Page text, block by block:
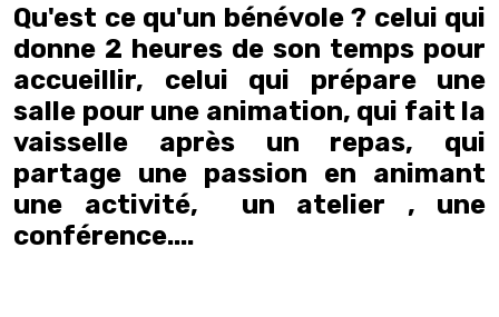
Qu'est ce qu'un bénévole ? celui qui
donne 2 heures de son temps pour
accueillir, celui qui prépare une
salle pour une animation, qui fait la
vaisselle après un repas, qui
partage une passion en animant
une activité, un atelier , une
conférence....